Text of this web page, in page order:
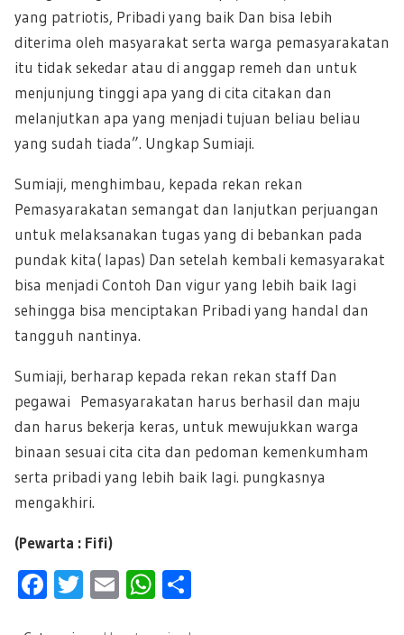
yang patriotis, Pribadi yang baik Dan bisa lebih
diterima oleh masyarakat serta warga pemasyarakatan
itu tidak sekedar atau di anggap remeh dan untuk
menjunjung tinggi apa yang di cita citakan dan
melanjutkan apa yang menjadi tujuan beliau beliau
yang sudah tiada”. Ungkap Sumiaji.
Sumiaji, menghimbau, kepada rekan rekan
Pemasyarakatan semangat dan lanjutkan perjuangan
untuk melaksanakan tugas yang di bebankan pada
pundak kita( lapas) Dan setelah kembali kemasyarakat
bisa menjadi Contoh Dan vigur yang lebih baik lagi
sehingga bisa menciptakan Pribadi yang handal dan
tangguh nantinya.
Sumiaji, berharap kepada rekan rekan staff Dan
pegawai Pemasyarakatan harus berhasil dan maju
dan harus bekerja keras, untuk mewujukkan warga
binaan sesuai cita cita dan pedoman kemenkumham
serta pribadi yang lebih baik lagi. pungkasnya
mengakhiri.
(Pewarta : Fifi)
F
T
E
W